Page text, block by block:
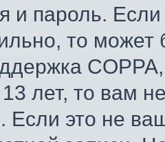
и пароль.
то может
лет, то вам
Если это не